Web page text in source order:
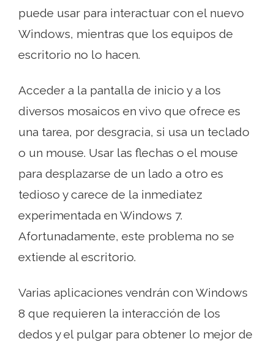
puede usar para interactuar con el nuevo
Windows, mientras que los equipos de
escritorio no lo hacen.
Acceder a la pantalla de inicio y a los
diversos mosaicos en vivo que ofrece es
una tarea, por desgracia, si usa un teclado
o un mouse. Usar las flechas o el mouse
para desplazarse de un lado a otro es
tedioso y carece de la inmediatez
experimentada en Windows 7.
Afortunadamente, este problema no se
extiende al escritorio.
Varias aplicaciones vendrán con Windows
8 que requieren la interacción de los
dedos y el pulgar para obtener lo mejor de